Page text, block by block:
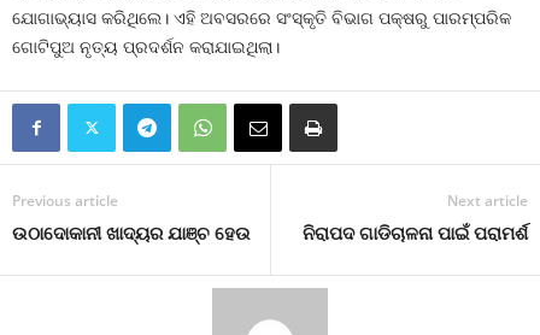
ଯୋଗାଭ୍ୟାସ କରିଥିଲେ। ଏହି ଅବସରରେ ସଂସ୍କୃତି ବିଭାଗ ପକ୍ଷରୁ ପାରମ୍ପରିକ
ଗୋଟିପୁଅ ନୃତ୍ୟ ପ୍ରଦର୍ଶନ କରାଯାଇଥିଲା।
Previous article
ଉଠାଦୋକାନୀ ଖାଦ୍ୟର ଯାଞ୍ଚ ହେଉ
Next article
ନିରାପଦ ଗାଡିଚାଳନା ପାଇଁ ପରାମର୍ଶ